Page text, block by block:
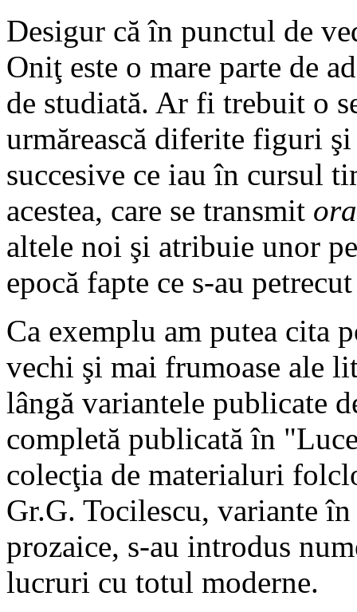
Desigur că în punctul de
Oniţ este o mare parte de
de studiată. Ar fi trebuit o
urmărească diferite figuri
succesive ce iau în cursul
acestea, care se transmit
altele noi şi atribuie unor
epocă fapte ce s-au
Ca exemplu am putea cita
vechi şi mai frumoase ale
lângă variantele publicate
completă publicată în
colecţia de materialuri
Gr.G. Tocilescu, variante
prozaice, s-au introdus
lucruri cu totul moderne.